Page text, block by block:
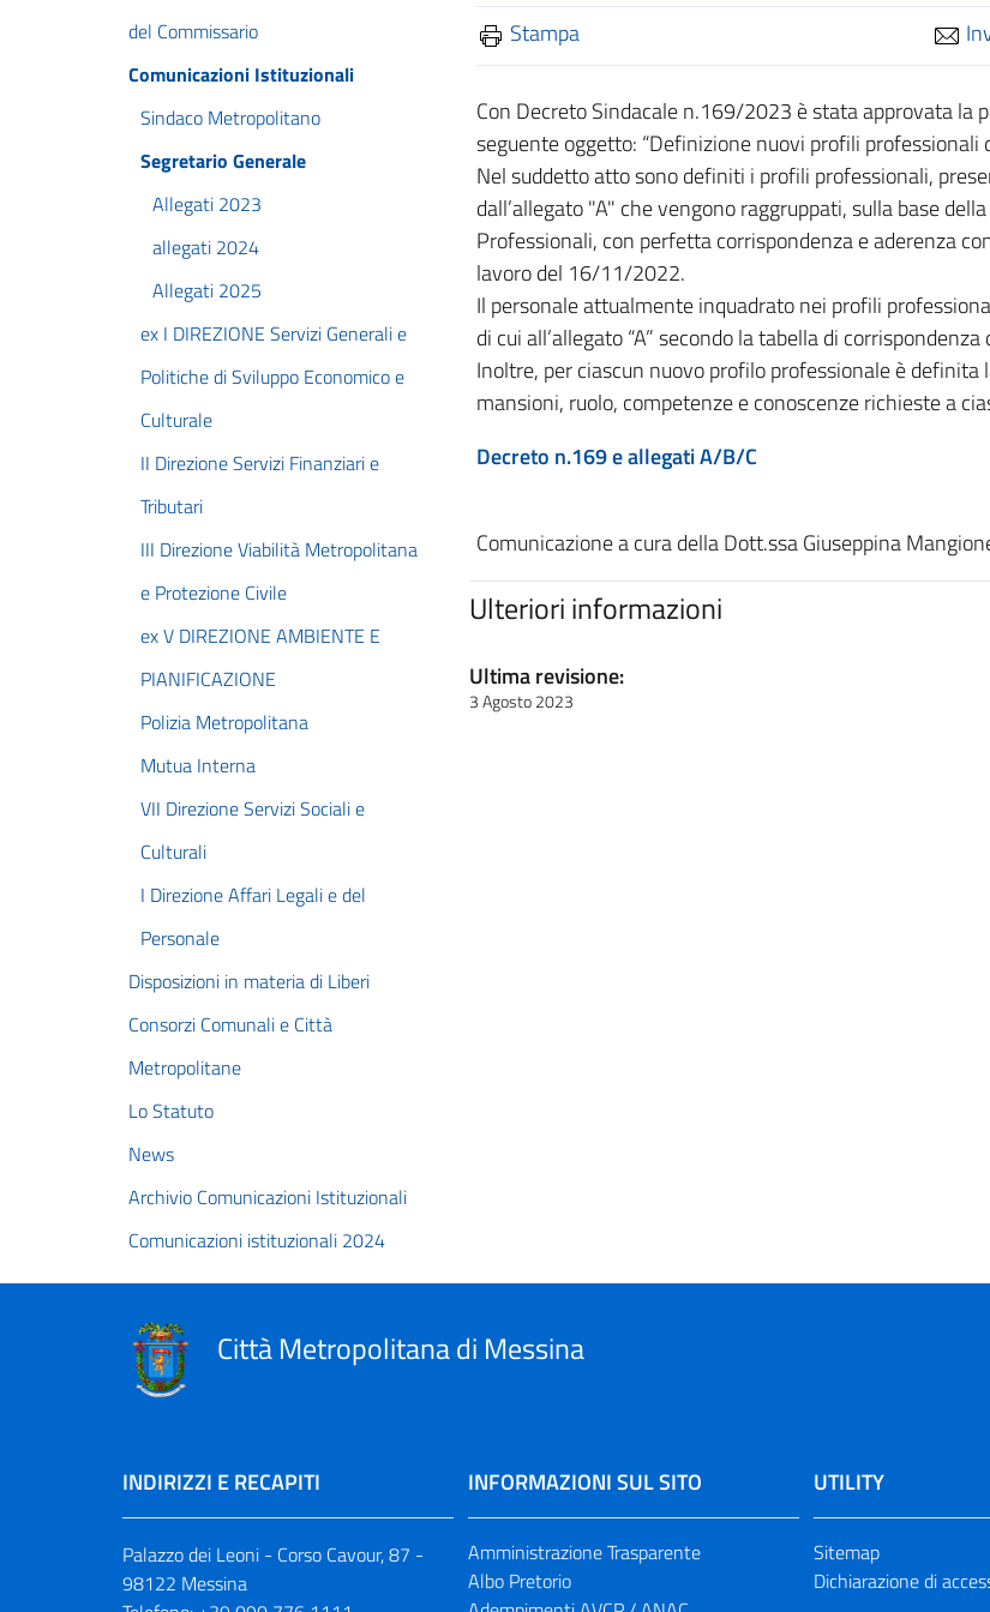
del Commissario
Comunicazioni Istituzionali
Sindaco Metropolitano
Segretario Generale
Allegati 2023
allegati 2024
Allegati 2025
ex I DIREZIONE Servizi Generali e
Politiche di Sviluppo Economico e
Culturale
II Direzione Servizi Finanziari e
Tributari
III Direzione Viabilità Metropolitana
e Protezione Civile
ex V DIREZIONE AMBIENTE E
PIANIFICAZIONE
Polizia Metropolitana
Mutua Interna
VII Direzione Servizi Sociali e
Culturali
I Direzione Affari Legali e del
Personale
Disposizioni in materia di Liberi
Consorzi Comunali e Città
Metropolitane
Lo Statuto
News
Archivio Comunicazioni Istituzionali
Comunicazioni istituzionali 2024
Stampa
Con Decreto Sindacale n.169/2023 è stata approvata la
seguente oggetto: “Definizione nuovi profili professionali
Nel suddetto atto sono definiti i profili professionali,
dall’allegato "A" che vengono raggruppati, sulla base
Professionali, con perfetta corrispondenza e aderenza
lavoro del 16/11/2022.
Il personale attualmente inquadrato nei profili
di cui all’allegato “A” secondo la tabella di corrispondenza
Inoltre, per ciascun nuovo profilo professionale è definita
mansioni, ruolo, competenze e conoscenze richieste a
Decreto n.169 e allegati A/B/C
Comunicazione a cura della Dott.ssa Giuseppina
Ulteriori informazioni
Ultima revisione:
3 Agosto 2023
Città Metropolitana di Messina
INDIRIZZI E RECAPITI
Palazzo dei Leoni - Corso Cavour, 87 -
98122 Messina
INFORMAZIONI SUL SITO
Amministrazione Trasparente
Albo Pretorio
UTILITY
Sitemap
Dichiarazione di